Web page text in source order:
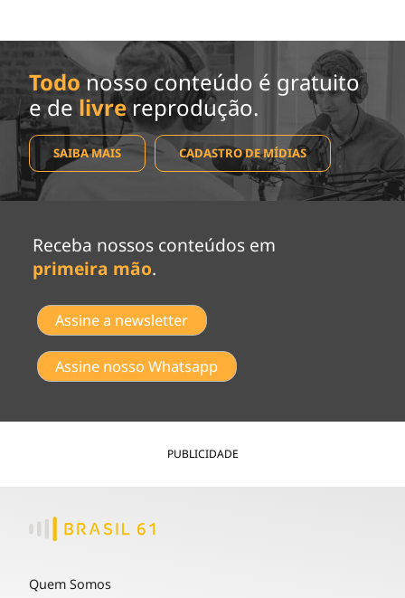
Todo nosso conteúdo é gratuito
e de livrereprodução.
SAIBA MAIS CADASTRO DE MÍDIAS
Receba nossos conteúdos em
primeira mão.
Assine a newsletter
Assine nosso Whatsapp
PUBLICIDADE
Quem Somos